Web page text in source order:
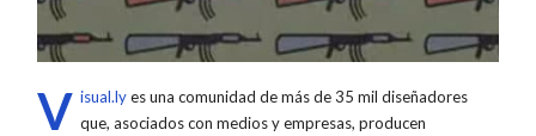
V isual.lyes una comunidad de más de 35 mil diseñadores
que, asociados con medios y empresas, producen